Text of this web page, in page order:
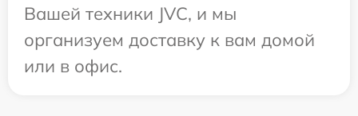
Вашей техники JVC, и мы
организуем доставку к вам домой
или в офис.